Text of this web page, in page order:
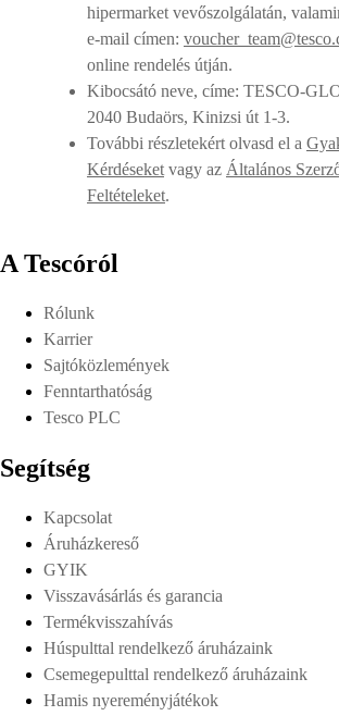
hipermarket vevőszolgálatán,
e-mail címen:
online rendelés útján.
Kibocsátó neve, címe: TESCO-
2040 Budaörs, Kinizsi út 1-3.
További részletekért olvasd el a
Kérdéseketvagy az Általános
Feltételeket.
A Tescóról
Rólunk
Karrier
Sajtóközlemények
Fenntarthatóság
Tesco PLC
Segítség
Kapcsolat
Áruházkereső
GYIK
Visszavásárlás és garancia
Termékvisszahívás
Húspulttal rendelkező áruházaink
Csemegepulttal rendelkező áruházaink
Hamis nyereményjátékok